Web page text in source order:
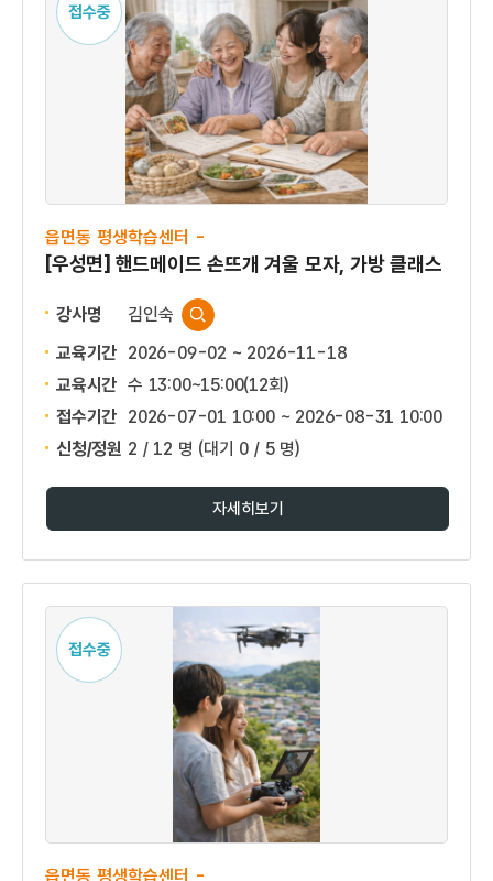
접수중
읍면동 평생학습센터 -
[우성면] 핸드메이드 손뜨개 겨울 모자, 가방 클래스
강사명
김인숙
교육기간 2026-09-02 ~ 2026-11-18
교육시간 수 13:00~15:00(12회)
접수기간 2026-07-01 10:00 ~ 2026-08-31 10:00
신청/정원 2 / 12 명 (대기 0 / 5 명)
자세히보기
접수중
읍면동 평생학습센터 -